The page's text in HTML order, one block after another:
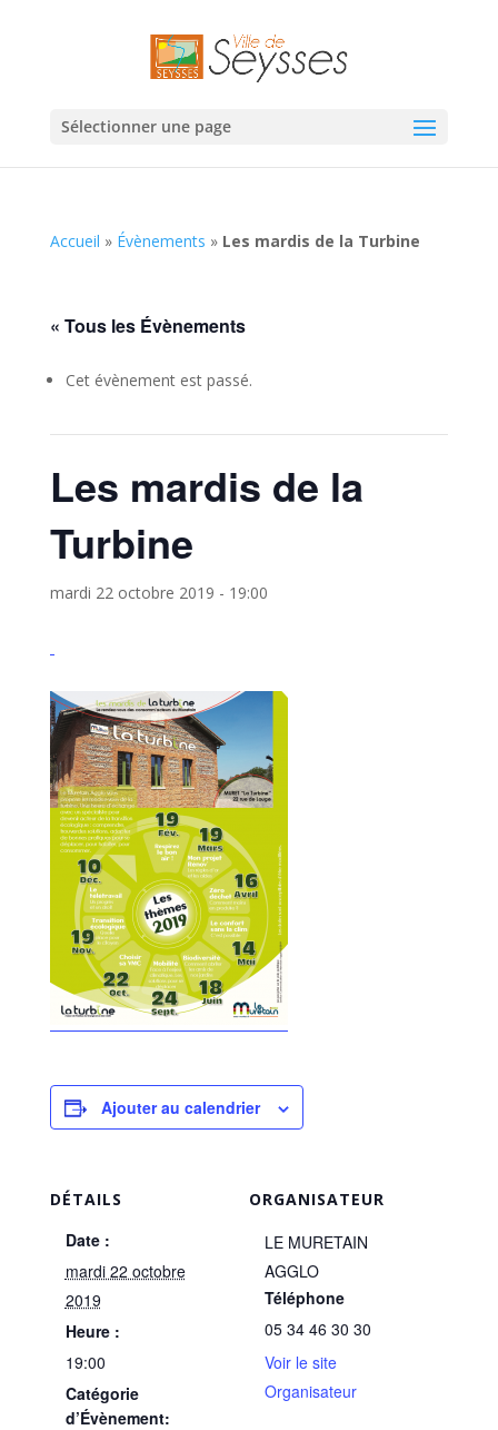
Sélectionner une page
Accueil » Évènements » Les mardis de la Turbine
« Tous les Évènements
Cet évènement est passé.
Les mardis de la
Turbine
mardi 22 octobre 2019 - 19:00
Ajouter au calendrier
DÉTAILS
Date :
mardi 22 octobre
2019
Heure :
19:00
Catégorie
d’Évènement:
ORGANISATEUR
LE MURETAIN
AGGLO
Téléphone
05 34 46 30 30
Voir le site
Organisateur